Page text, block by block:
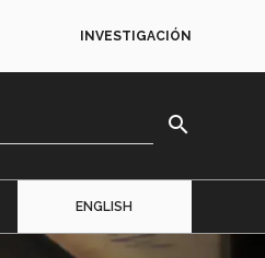
INVESTIGACIÓN
search
ENGLISH